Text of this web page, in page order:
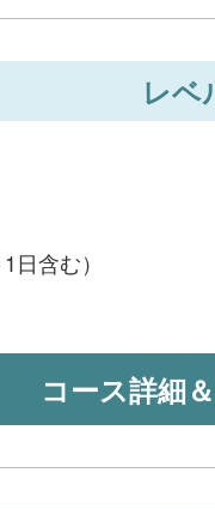
レベ
日含む）
コース詳細